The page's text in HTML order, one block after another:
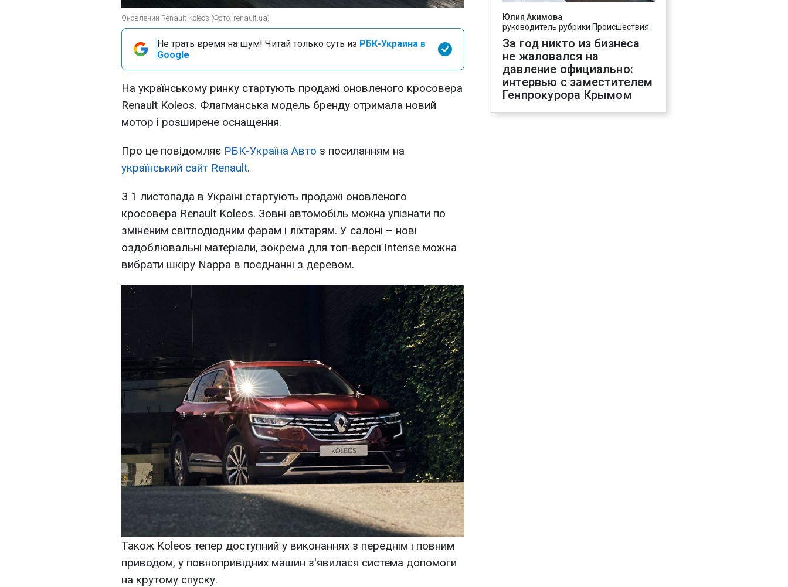
Оновлений Renault Koleos (Фото: renault.ua)
Не трать время на шум! Читай только суть из РБК-Украина в
Google
На українському ринку стартують продажі оновленого кросовера
Renault Koleos. Флагманська модель бренду отримала новий
мотор і розширене оснащення.
Про це повідомляє РБК-Україна Авто з посиланням на
український сайт Renault.
З 1 листопада в Україні стартують продажі оновленого
кросовера Renault Koleos. Зовні автомобіль можна упізнати по
зміненим світлодіодним фарам і ліхтарям. У салоні – нові
оздоблювальні матеріали, зокрема для топ-версії Intense можна
вибрати шкіру Nappa в поєднанні з деревом.
Також Koleos тепер доступний у виконаннях з переднім і повним
приводом, у повнопривідних машин з'явилася система допомоги
на крутому спуску.
Юлия Акимова
руководитель рубрики Происшествия
За год никто из бизнеса
не жаловался на
давление официально:
интервью с заместителем
Генпрокурора Крымом